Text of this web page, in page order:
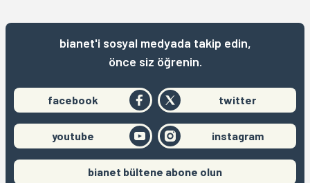
bianet'i sosyal medyada takip edin,
önce siz öğrenin.
facebook twitter
youtube instagram
bianet bültene abone olun